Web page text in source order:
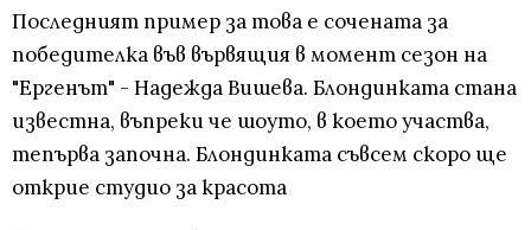
Последният пример за това е сочената за
победителка във вървящия в момент сезон на
"Ергенът" - Надежда Вишева. Блондинката стана
известна, въпреки че шоуто, в което участва,
тепърва започна. Блондинката съвсем скоро ще
открие студио за красота